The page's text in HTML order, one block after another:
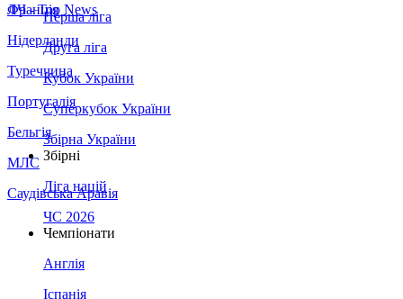
Франція
Нідерланди
Туреччина
Португалія
Бельгія
МЛС
Саудівська Аравія
ЛЧ - Top News
Перша ліга
Друга ліга
Кубок України
Суперкубок України
Збірна України
Збірні
Ліга націй
ЧС 2026
Чемпіонати
Англія
Іспанія